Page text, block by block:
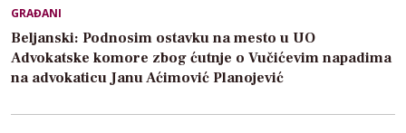
GRAĐANI
Beljanski: Podnosim ostavku na mesto u UO
Advokatske komore zbog ćutnje o Vučićevim napadima
na advokaticu Janu Aćimović Planojević